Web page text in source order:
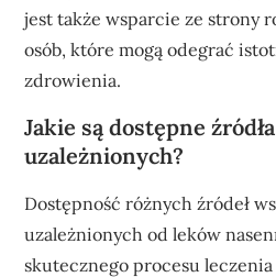
jest także wsparcie ze strony
osób, które mogą odegrać
zdrowienia.
Jakie są dostępne
uzależnionych?
Dostępność różnych źródeł
uzależnionych od leków
skutecznego procesu